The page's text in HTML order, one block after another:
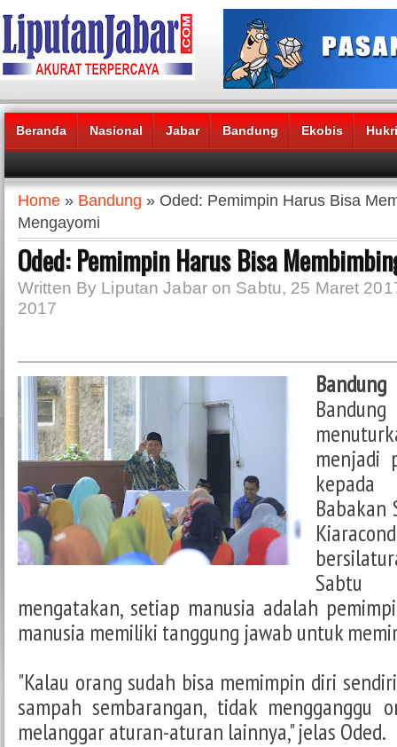
Beranda Nasional Jabar Bandung Ekobis
Headlines News :
Home » Bandung » Oded: Pemimpin Harus Bisa
Mengayomi
Oded: Pemimpin Harus Bisa
Written By Liputan Jabar on Sabtu, 25 Maret
2017
menjadi
Babakan
Sabtu
mengatakan, setiap manusia adalah
manusia memiliki tanggung jawab untuk
"Kalau orang sudah bisa memimpin diri
sampah sembarangan, tidak mengganggu
melanggar aturan-aturan lainnya," jelas Oded.